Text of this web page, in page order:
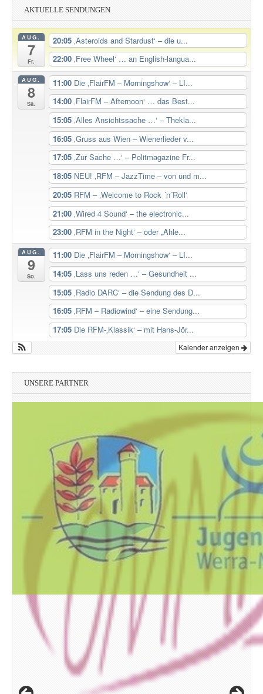
AKTUELLE SENDUNGEN
AUG.
7
Fr.
20:05 ‚Asteroids and Stardust‘ – die u...
22:00 ‚Free Wheel‘ … an English-langua...
AUG.
8
Sa.
11:00 Die ‚FlairFM – Morningshow‘ – LI...
14:00 ‚FlairFM – Afternoon‘ … das Best...
15:05 ‚Alles Ansichtssache …‘ – Thekla...
16:05 ‚Gruss aus Wien – Wienerlieder v...
17:05 ‚Zur Sache …‘ – Politmagazine Fr...
18:05 NEU! ‚RFM – JazzTime – von und m...
20:05 RFM – ‚Welcome to Rock ´n´Roll‘
21:00 ‚Wired 4 Sound‘ – the electronic...
23:00 ‚RFM in the Night‘ – oder „Ahle...
AUG.
9
So.
11:00 Die ‚FlairFM – Morningshow‘ – LI...
14:05 ‚Lass uns reden …‘ – Gesundheit ...
15:05 ‚Radio DARC‘ – die Sendung des D...
16:05 ‚RFM – Radiowind‘ – eine Sendung...
17:05 Die RFM-‚Klassik‘ – mit Hans-Jör...
Kalender anzeigen
UNSERE PARTNER